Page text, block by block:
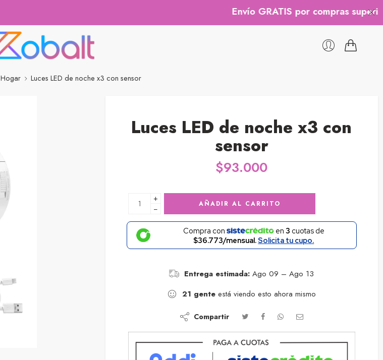
Envío GRATIS por compras
Hogar Luces LED de noche x3 con sensor
Luces LED de noche x3 con
sensor
$93.000
+
−
AÑADIR AL CARRITO
Compra con en 3 cuotas de
$36.773/mensual.Solicita tu cupo.
Entrega estimada: Ago 09 – Ago 13
21 gente está viendo esto ahora mismo
Compartir